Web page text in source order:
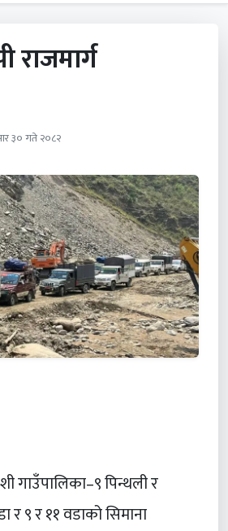
राजमार्ग
३० गते २०८२
गाउँपालिका–९ पिन्थली र
र ९ र ११ वडाको सिमाना